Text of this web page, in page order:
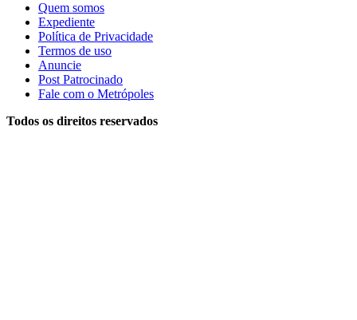
Quem somos
Expediente
Política de Privacidade
Termos de uso
Anuncie
Post Patrocinado
Fale com o Metrópoles
Todos os direitos reservados